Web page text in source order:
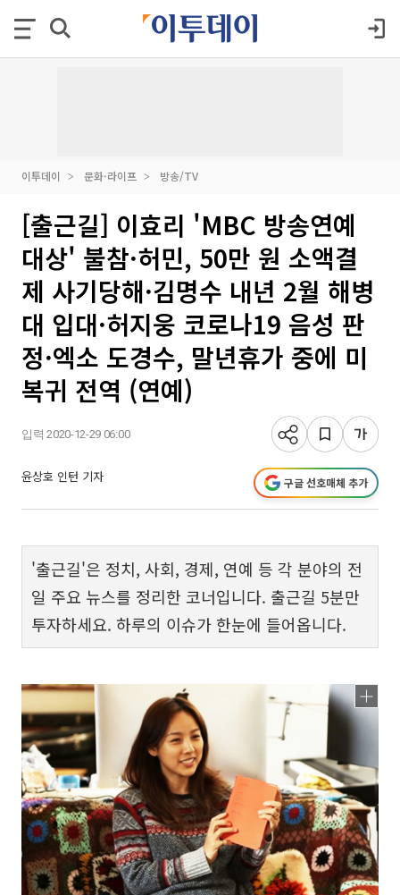
이투데이 문화·라이프 방송/TV
[출근길] 이효리 'MBC 방송연예
대상' 불참·허민, 50만 원 소액결
제 사기당해·김명수 내년 2월 해병
대 입대·허지웅 코로나19 음성 판
정·엑소 도경수, 말년휴가 중에 미
복귀 전역 (연예)
입력 2020-12-29 06:00
윤상호 인턴 기자 구글 선호매체 추가
'출근길'은 정치, 사회, 경제, 연예 등 각 분야의 전
일 주요 뉴스를 정리한 코너입니다. 출근길 5분만
투자하세요. 하루의 이슈가 한눈에 들어옵니다.